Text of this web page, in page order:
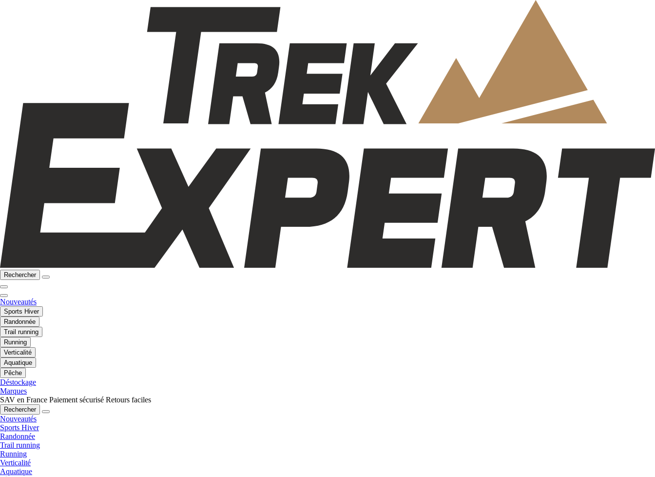
Rechercher
Nouveautés
Sports Hiver
Randonnée
Trail running
Running
Verticalité
Aquatique
Pêche
Déstockage
Marques
SAV en France Paiement sécurisé Retours faciles
Rechercher
Nouveautés
Sports Hiver
Randonnée
Trail running
Running
Verticalité
Aquatique